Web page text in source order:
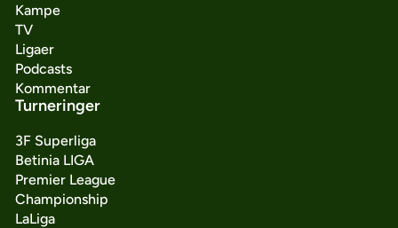
Kampe
TV
Ligaer
Podcasts
Kommentar
Turneringer
3F Superliga
Betinia LIGA
Premier League
Championship
LaLiga